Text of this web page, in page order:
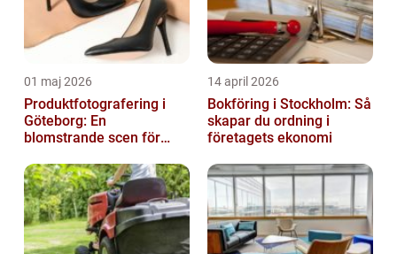
01 maj 2026
Produktfotografering i
Göteborg: En
blomstrande scen för
14 april 2026
Bokföring i Stockholm: Så
skapar du ordning i
företagets ekonomi